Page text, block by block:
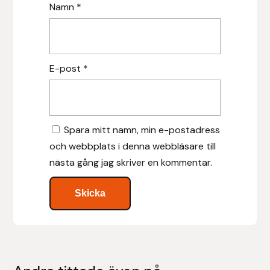
Namn *
E-post *
Spara mitt namn, min e-postadress
och webbplats i denna webbläsare till
nästa gång jag skriver en kommentar.
Nammi Godis
Pharmakas